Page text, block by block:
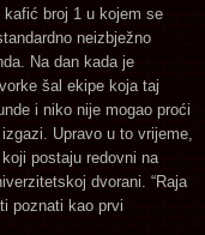
kafić broj 1 u kojem se
neizbježno
Na dan kada je
šal ekipe koja taj
i niko nije mogao proći
Upravo u to vrijeme,
postaju redovni na
dvorani. “Raja
poznati kao prvi